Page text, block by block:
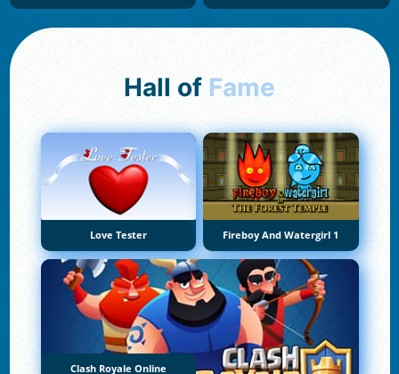
Hall of Fame
Love Tester Fireboy And Watergirl 1
Clash Royale Online